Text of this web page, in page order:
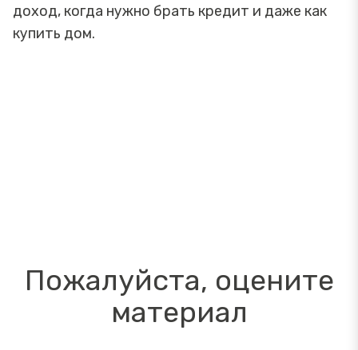
доход, когда нужно брать кредит и даже как
купить дом.
Пожалуйста, оцените
материал